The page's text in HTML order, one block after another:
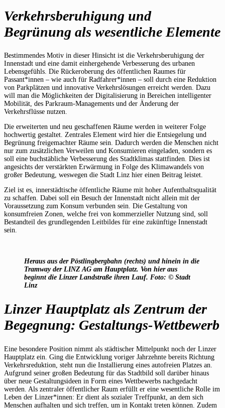
Verkehrsberuhigung und
Begrünung als wesentliche Elemente
Bestimmendes Motiv in dieser Hinsicht ist die Verkehrsberuhigung der
Innenstadt und eine damit einhergehende Verbesserung des urbanen
Lebensgefühls. Die Rückeroberung des öffentlichen Raumes für
Passant*innen – wie auch für Radfahrer*innen – soll durch eine Reduktion
von Parkplätzen und innovative Verkehrslösungen erreicht werden. Dazu
will man die Möglichkeiten der Digitalisierung in Bereichen intelligenter
Mobilität, des Parkraum-Managements und der Änderung der
Verkehrsflüsse nutzen.
Die erweiterten und neu geschaffenen Räume werden in weiterer Folge
hochwertig gestaltet. Zentrales Element wird hier die Entsiegelung und
Begrünung freigemachter Räume sein. Dadurch werden die Menschen nicht
nur zum zusätzlichen Verweilen und Konsumieren eingeladen, sondern es
soll eine buchstäbliche Verbesserung des Stadtklimas stattfinden. Dies ist
angesichts der verstärkten Erwärmung in Folge des Klimawandels von
großer Bedeutung, weswegen die Stadt Linz hier einen Beitrag leistet.
Ziel ist es, innerstädtische öffentliche Räume mit hoher Aufenthaltsqualität
zu schaffen. Dabei soll ein Besuch der Innenstadt nicht allein mit der
Voraussetzung zum Konsum verbunden sein. Die Gestaltung von
konsumfreien Zonen, welche frei von kommerzieller Nutzung sind, soll
Bestandteil des grundlegenden Leitbildes für eine zukünftige Innenstadt
sein.
Heraus aus der Pöstlingbergbahn (rechts) und hinein in die
Tramway der LINZ AG am Hauptplatz. Von hier aus
beginnt die Linzer Landstraße ihren Lauf. Foto: © Stadt
Linz
Linzer Hauptplatz als Zentrum der
Begegnung: Gestaltungs-Wettbewerb
Eine besondere Position nimmt als städtischer Mittelpunkt noch der Linzer
Hauptplatz ein. Ging die Entwicklung voriger Jahrzehnte bereits Richtung
Verkehrsreduktion, steht nun die Installierung eines autofreien Platzes an.
Aufgrund seiner großen Bedeutung für das Stadtbild soll darüber hinaus
über neue Gestaltungsideen in Form eines Wettbewerbs nachgedacht
werden. Als zentraler öffentlicher Raum erfüllt er eine wesentliche Rolle im
Leben der Linzer*innen: Er dient als sozialer Treffpunkt, an dem sich
Menschen aufhalten und sich treffen, um in Kontakt treten können. Zudem